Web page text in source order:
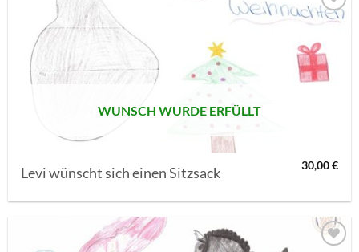
AUF MEINE
SETZEN
WUNSCH WURDE ERFÜLLT
Levi wünscht sich einen Sitzsack 30,00€